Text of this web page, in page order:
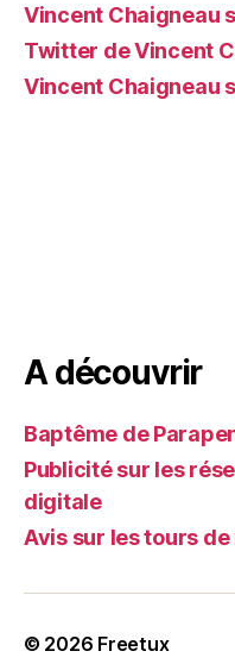
Vincent Chaigneau
Twitter de Vincent
Vincent Chaigneau
A découvrir
Baptême de
Publicité sur les
digitale
Avis sur les tours
© 2026 Freetux